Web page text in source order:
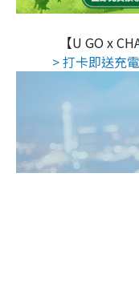
【U GO x
> 打卡即送充